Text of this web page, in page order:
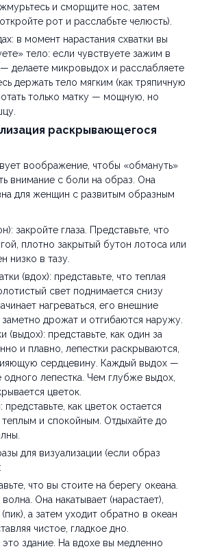
и сморщите нос, затем
рот и расслабьте челюсть).
в момент нарастания схватки вы
тело: если чувствуете зажим в
делаете микровыдох и расслабляете
держать тело мягким (как тряпичную
только матку — мощную, но
раскрывающегося
воображение, чтобы «обмануть»
внимание с боли на образ. Она
для женщин с развитым образным
закройте глаза. Представьте, что
плотно закрытый бутон лотоса или
низко в тазу.
(вдох): представьте, что теплая
свет поднимается снизу
нагреваться, его внешние
заметно дрожат и отгибаются наружу.
(выдох): представьте, как один за
и плавно, лепестки раскрываются,
сердцевину. Каждый выдох —
одного лепестка. Чем глубже выдох,
цветок.
представьте, как цветок остается
и спокойным. Отдыхайте до
для визуализации (если образ
что вы стоите на берегу океана.
Она накатывает (нарастает),
а затем уходит обратно в океан
чистое, гладкое дно.
здание. На вдохе вы медленно